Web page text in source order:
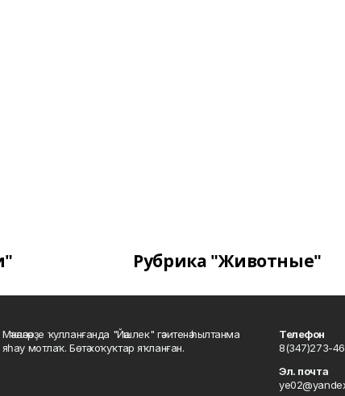
Рубрика "Животные"
Мәҡәләләрҙе ҡулланғанда "Йәшлек" гәзитенә һылтанма
яһау мотлаҡ. Бөтә хоҡуҡтар яҡланған.
Телефон
8(347)273-
Эл. почта